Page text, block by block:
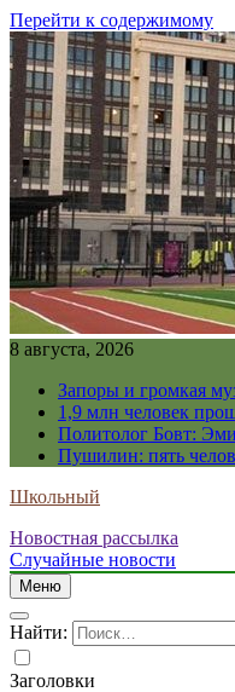
Перейти к содержимому
8 августа, 2026
Запоры и громкая
1,9 млн человек
Политолог Бовт:
Пушилин: пять
Школьный
Новостная рассылка
Случайные новости
Меню
Найти:
Заголовки